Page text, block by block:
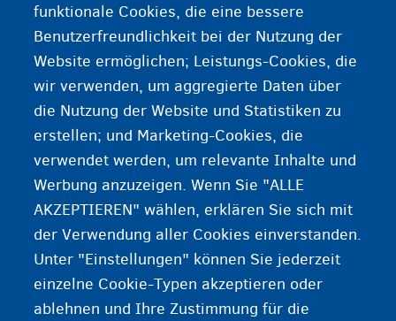
Weitere Informationen
Aufnahme von Asylsuchenden
Ihr Aufnahmeplatz
funktionale Cookies, die eine bessere
Benutzerfreundlichkeit bei der Nutzung der
Website ermöglichen; Leistungs-Cookies, die
wir verwenden, um aggregierte Daten über
die Nutzung der Website und Statistiken zu
erstellen; und Marketing-Cookies, die
verwendet werden, um relevante Inhalte und
Werbung anzuzeigen. Wenn Sie "ALLE
AKZEPTIEREN" wählen, erklären Sie sich mit
der Verwendung aller Cookies einverstanden.
Unter "Einstellungen" können Sie jederzeit
einzelne Cookie-Typen akzeptieren oder
ablehnen und Ihre Zustimmung für die